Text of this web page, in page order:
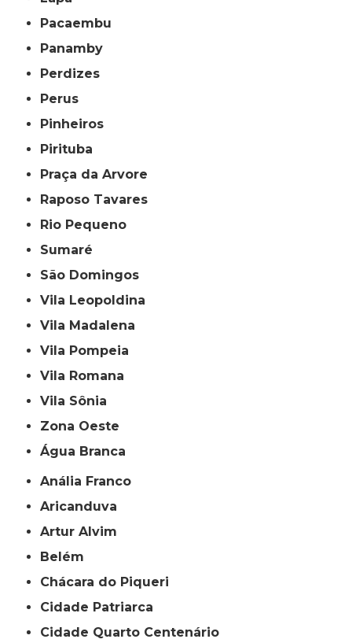
Pacaembu
Panamby
Perdizes
Perus
Pinheiros
Pirituba
Praça da Arvore
Raposo Tavares
Rio Pequeno
Sumaré
São Domingos
Vila Leopoldina
Vila Madalena
Vila Pompeia
Vila Romana
Vila Sônia
Zona Oeste
Água Branca
Anália Franco
Aricanduva
Artur Alvim
Belém
Chácara do Piqueri
Cidade Patriarca
Cidade Quarto Centenário